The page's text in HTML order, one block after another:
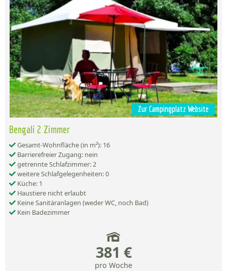
Zur Campingplatz Website
Bengali 2 Zimmer
Gesamt-Wohnfläche (in m²): 16
Barrierefreier Zugang: nein
getrennte Schlafzimmer: 2
weitere Schlafgelegenheiten: 0
Küche: 1
Haustiere nicht erlaubt
Keine Sanitäranlagen (weder WC, noch Bad)
Kein Badezimmer
381 €
pro Woche